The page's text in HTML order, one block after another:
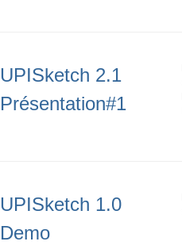
UPISketch 2.1
Présentation#1
UPISketch 1.0
Demo